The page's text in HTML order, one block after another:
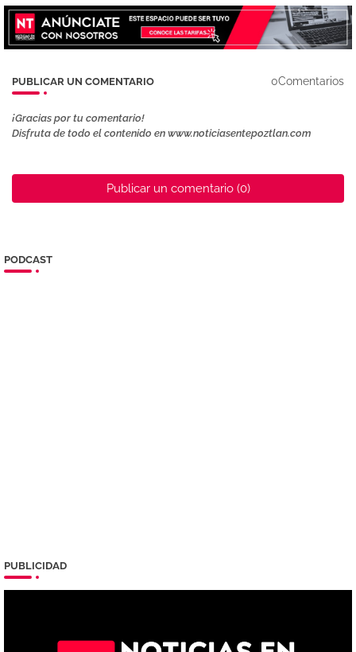
PUBLICAR UN COMENTARIO 0Comentarios
¡Gracias por tu comentario!
Disfruta de todo el contenido en www.noticiasentepoztlan.com
Publicar un comentario (0)
PODCAST
PUBLICIDAD